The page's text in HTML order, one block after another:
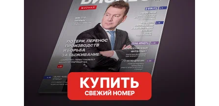
Регулирование
Премия "Тульский Бизнес"
История тульского предпринимательства